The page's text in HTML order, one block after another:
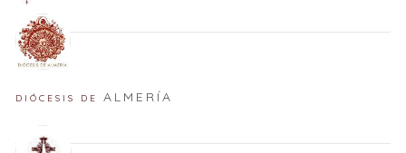
DIÓCESIS DE ALMERÍA